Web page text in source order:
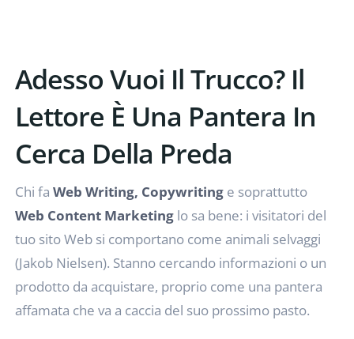
Adesso Vuoi Il Trucco? Il
Lettore È Una Pantera In
Cerca Della Preda
Chi faWeb Writing, Copywriting e soprattutto
Web Content Marketing lo sa bene: i visitatori del
tuo sito Web si comportano come animali selvaggi
(Jakob Nielsen). Stanno cercando informazioni o un
prodotto da acquistare, proprio come una pantera
affamata che va a caccia del suo prossimo pasto.